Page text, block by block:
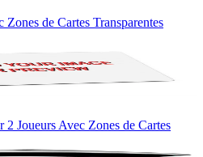
Zones de Cartes Transparentes
2 Joueurs Avec Zones de Cartes